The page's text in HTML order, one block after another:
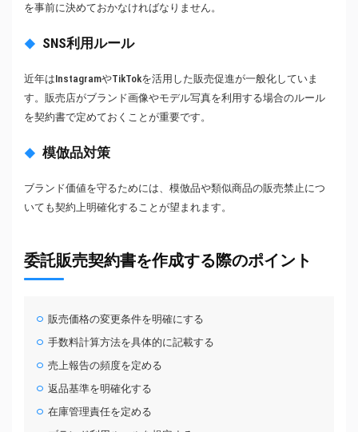
を事前に決めておかなければなりません。
SNS利用ルール
近年はInstagramやTikTokを活用した販売促進が一般化していま
す。販売店がブランド画像やモデル写真を利用する場合のルール
を契約書で定めておくことが重要です。
模倣品対策
ブランド価値を守るためには、模倣品や類似商品の販売禁止につ
いても契約上明確化することが望まれます。
委託販売契約書を作成する際のポイント
販売価格の変更条件を明確にする
手数料計算方法を具体的に記載する
売上報告の頻度を定める
返品基準を明確化する
在庫管理責任を定める